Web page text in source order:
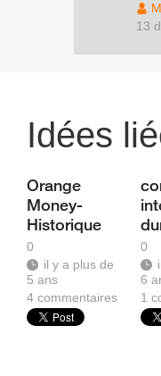
13
Idées
Orange
Money-
Historique
0
il y a plus de
5 ans
4 commentaires
0
6
1